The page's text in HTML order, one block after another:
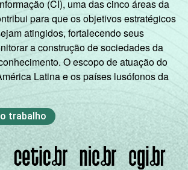
(CI), uma das cinco áreas da
para que os objetivos estratégicos
atingidos, fortalecendo seus
a construção de sociedades da
O escopo de atuação do
Latina e os países lusófonos da
trabalho